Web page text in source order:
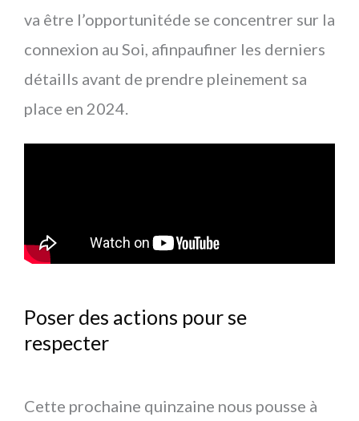
va être l’opportunitéde se concentrer sur la
connexion au Soi, afinpaufiner les derniers
détaills avant de prendre pleinement sa
place en 2024.
Poser des actions pour se
respecter
Cette prochaine quinzaine nous pousse à